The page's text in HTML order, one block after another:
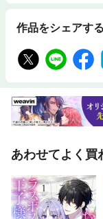
作品をシェアする
あわせてよく買